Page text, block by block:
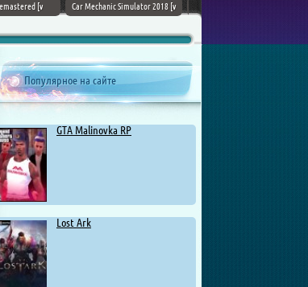
Evolved [v 341.19 +
Tekken 7 - Ultimate Edition [v 4.22
Chovka
Популярное на сайте
GTA Malinovka RP
Lost Ark